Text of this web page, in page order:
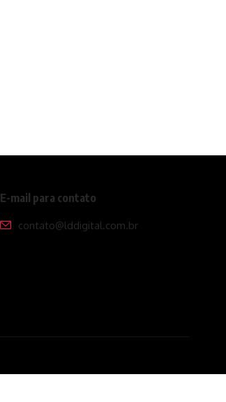
E-mail para contato
contato@lddigital.com.br